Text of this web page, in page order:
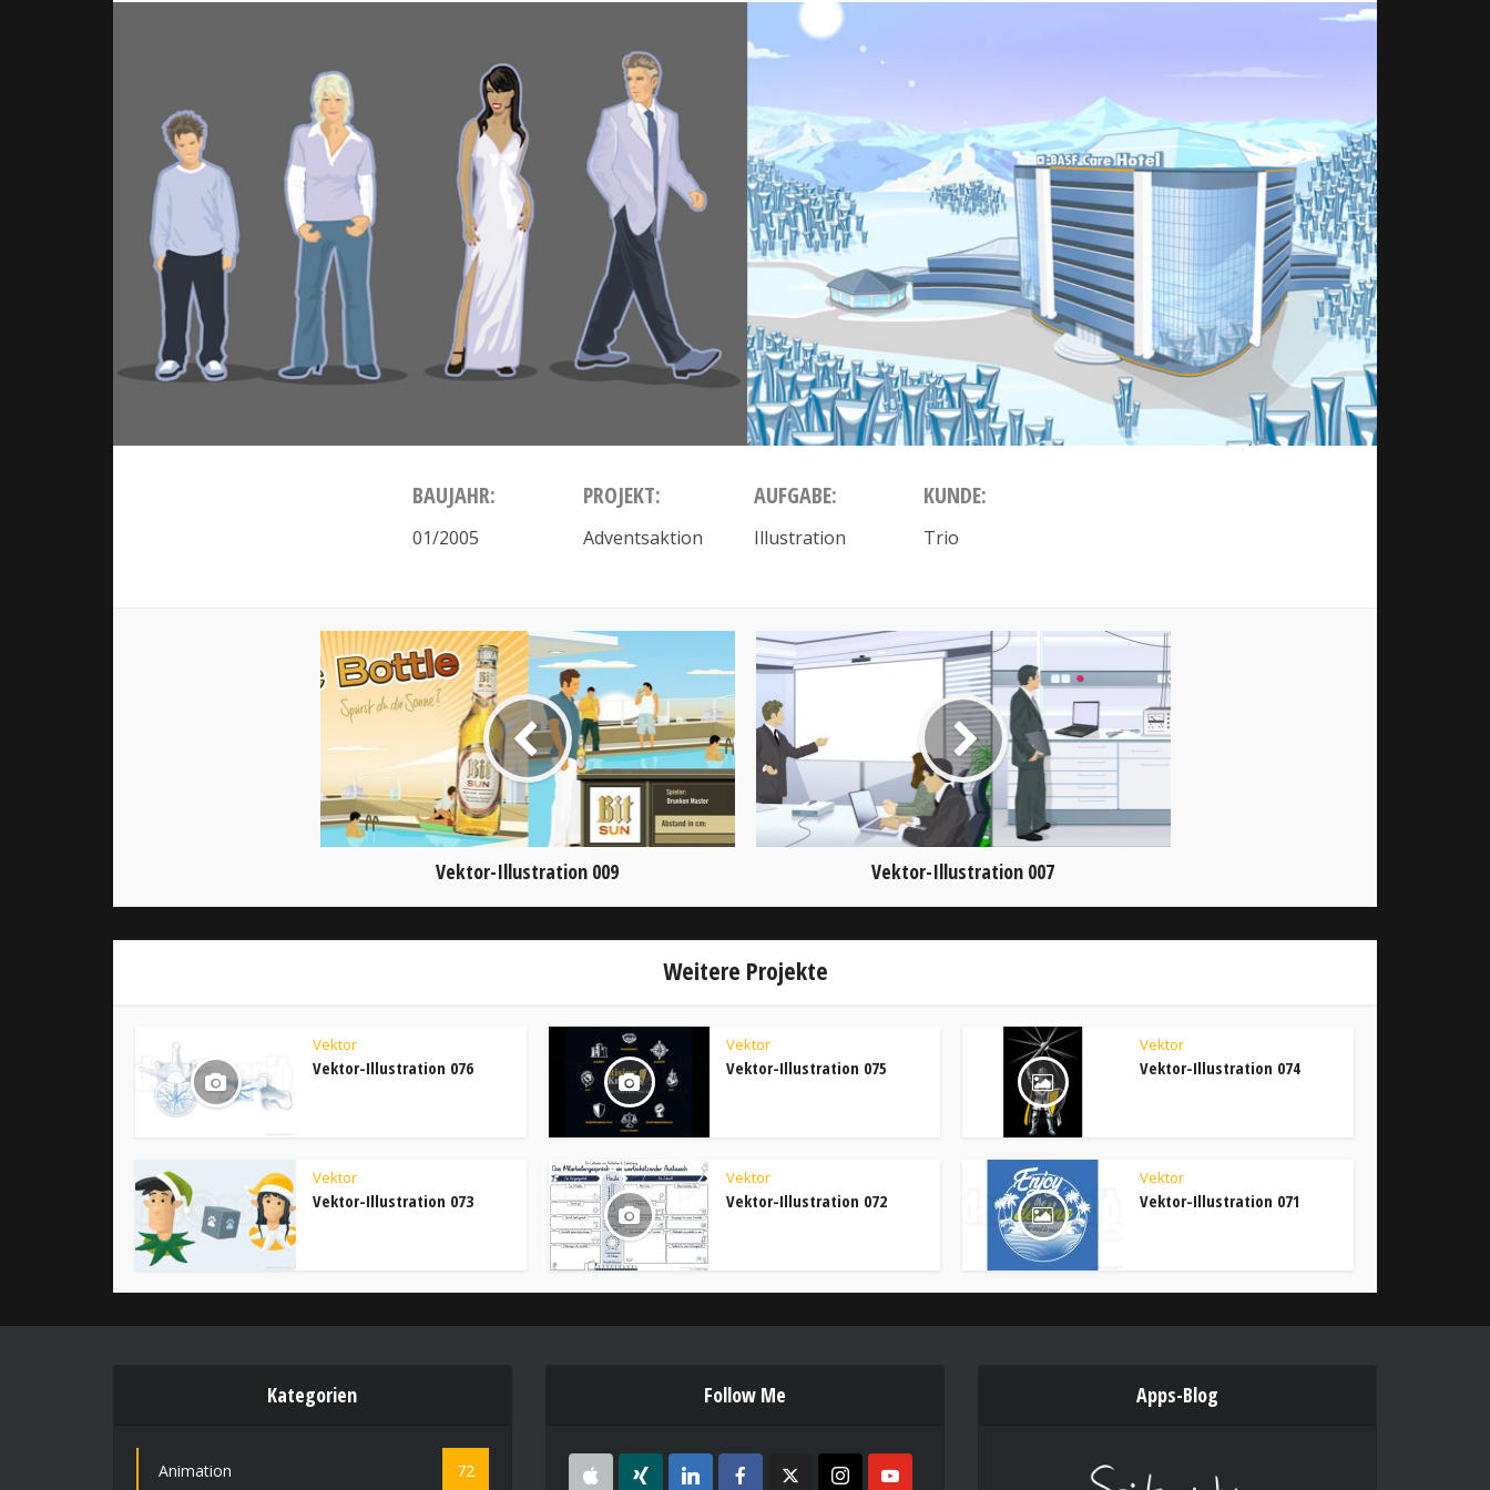
BAUJAHR:
01/2005
PROJEKT:
Adventsaktion
AUFGABE:
Illustration
KUNDE:
Trio
Vektor-Illustration 009 Vektor-Illustration 007
Weitere Projekte
Vektor
Vektor-Illustration 076
Vektor
Vektor-Illustration 075
Vektor
Vektor-Illustration 074
Vektor
Vektor-Illustration 073
Vektor
Vektor-Illustration 072
Vektor
Vektor-Illustration 071
Kategorien
Animation 72
Follow Me Apps-Blog